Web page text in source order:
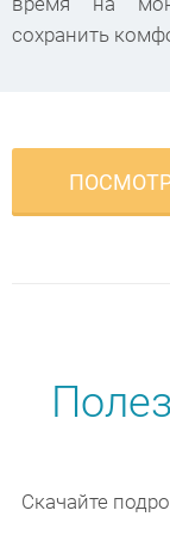
сохранить
Скачайте